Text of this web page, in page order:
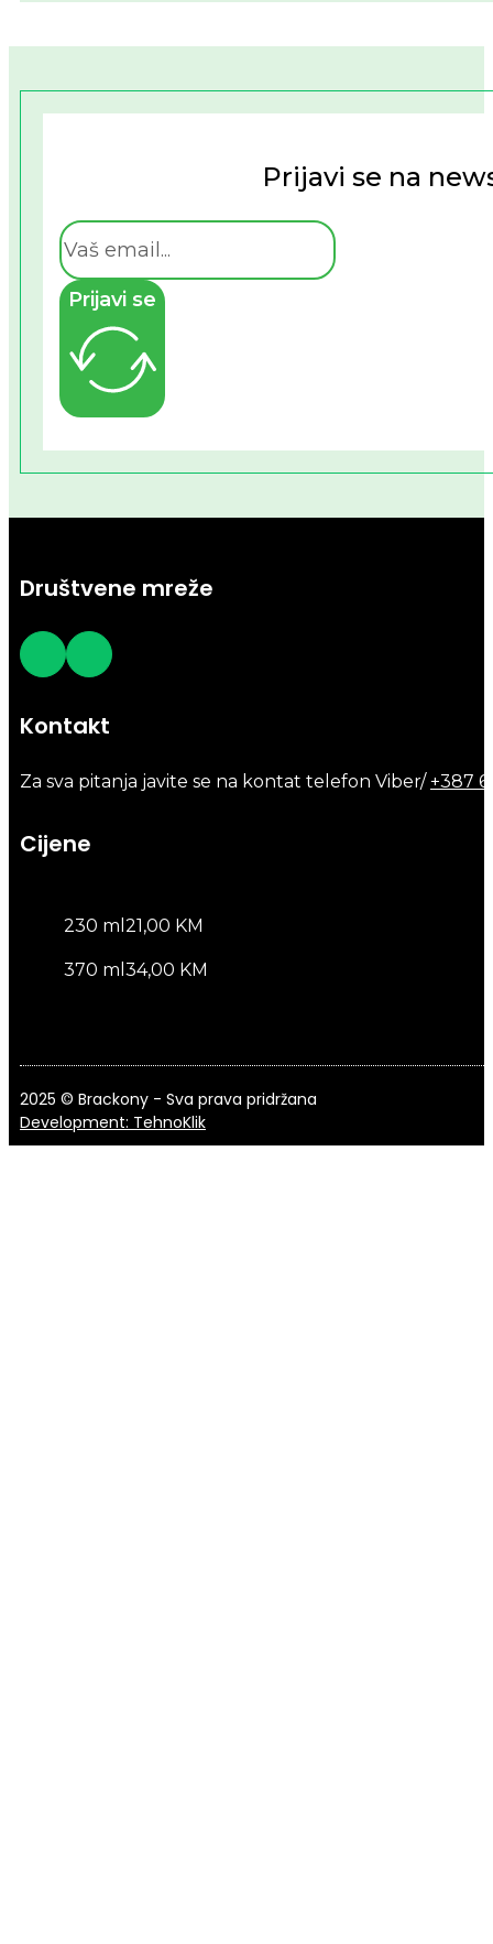
Prijavi se na
Prijavi se
Društvene mreže
Kontakt
Za sva pitanja javite se na kontat telefon Viber/+387
Cijene
230 ml 21,00 KM
370 ml 34,00 KM
2025 © Brackony - Sva prava pridržana
Development: TehnoKlik